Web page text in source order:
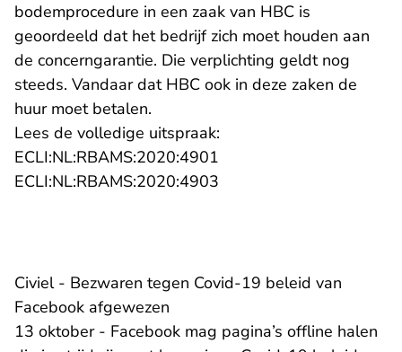
bodemprocedure in een zaak van HBC is
geoordeeld dat het bedrijf zich moet houden aan
de concerngarantie. Die verplichting geldt nog
steeds. Vandaar dat HBC ook in deze zaken de
huur moet betalen.
Lees de volledige uitspraak:
ECLI:NL:RBAMS:2020:4901
ECLI:NL:RBAMS:2020:4903
​Civiel - Bezwaren tegen Covid-19 beleid van
Facebook afgewezen
13 oktober - Facebook mag pagina’s offline halen